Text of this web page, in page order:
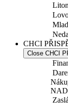
CHCI
Close CHCI